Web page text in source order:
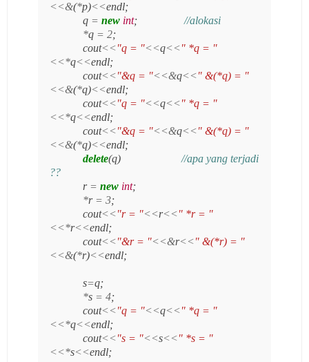
<<&(*p)<<endl;
q = new int;
//alokasi
*q = 2;
cout<<"q = "<<q<<" *q = "
<<*q<<endl;
cout<<"&q = "<<&q<<" &(*q) = "
<<&(*q)<<endl;
cout<<"q = "<<q<<" *q = "
<<*q<<endl;
cout<<"&q = "<<&q<<" &(*q) = "
<<&(*q)<<endl;
delete(q)
//apa yang terjadi
??
r = new int;
*r = 3;
cout<<"r = "<<r<<" *r = "
<<*r<<endl;
cout<<"&r = "<<&r<<" &(*r) = "
<<&(*r)<<endl;
s=q;
*s = 4;
cout<<"q = "<<q<<" *q = "
<<*q<<endl;
cout<<"s = "<<s<<" *s = "
<<*s<<endl;